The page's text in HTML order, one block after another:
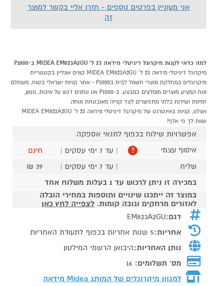
אני מעוניין בפרטים נוספים - חזרו אליי בקשר למוצר
זה
למה כדאי לקנות מיקרוגל דיגיטלי מידאה 23 ל' MIDEA EM823A2GU ב-P1000
מיקרוגל דיגיטלי מידאה 23 ל' MIDEA EM823A2GU קונים אונליין בקטגוריית
מיקרוגלים במחלקת מוצרי חשמל לבית בP1000 - אתר קניות ישראלי בטוח, משתלם
ונוח המציע מוצרים מומלצים במבצע. ב-P1000 אנו נותנים דגש על איכות, מגוון,
זמינות ושירות בלתי מתפשרים לצד קנייה מאובטחת ונוחה.
אצלנו, קניות באינטרנט של מיקרוגל דיגיטלי מידאה 23 ל' MIDEA EM823A2GU
שוות לך פי אלף!
אפשרויות שילוח בכפוף לתנאי אספקה
איסוף עצמי
? | עד 7 ימי עסקים |
חינם
שליח
| עד 7 ימי עסקים |
39 ₪
במכירה זו ניתן לרכוש עד 1 בעלות משלוח אחד
במוצר זה ייתכנו שינויים ותוספות במחירי הובלה
לאזורים מרחקים וגובה קומות. לצפייה לחץ כאן
דגם:EM823A2GU
אחריות:5 שנות אחריות בכפוף לתעודת האחריות
נותן האחריות:היבואן הרשמי המילטון
מס' תשלומים: 16
למגוון מיקרוגלים של המותג Midea מידאה